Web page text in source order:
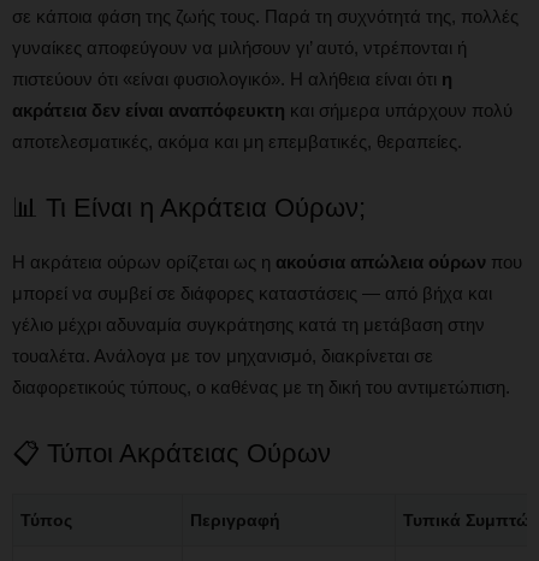
σε κάποια φάση της ζωής τους. Παρά τη συχνότητά της, πολλές
γυναίκες αποφεύγουν να μιλήσουν γι’ αυτό, ντρέπονται ή
πιστεύουν ότι «είναι φυσιολογικό». Η αλήθεια είναι ότι η
ακράτεια δεν είναι αναπόφευκτη και σήμερα υπάρχουν πολύ
αποτελεσματικές, ακόμα και μη επεμβατικές, θεραπείες.
📊 Τι Είναι η Ακράτεια Ούρων;
Η ακράτεια ούρων ορίζεται ως η ακούσια απώλεια ούρων που
μπορεί να συμβεί σε διάφορες καταστάσεις — από βήχα και
γέλιο μέχρι αδυναμία συγκράτησης κατά τη μετάβαση στην
τουαλέτα. Ανάλογα με τον μηχανισμό, διακρίνεται σε
διαφορετικούς τύπους, ο καθένας με τη δική του αντιμετώπιση.
📋 Τύποι Ακράτειας Ούρων
Τύπος Περιγραφή Τυπικά